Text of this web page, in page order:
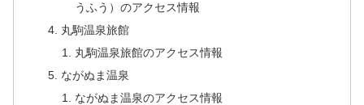
うふう）のアクセス情報
丸駒温泉旅館
丸駒温泉旅館のアクセス情報
ながぬま温泉
ながぬま温泉のアクセス情報